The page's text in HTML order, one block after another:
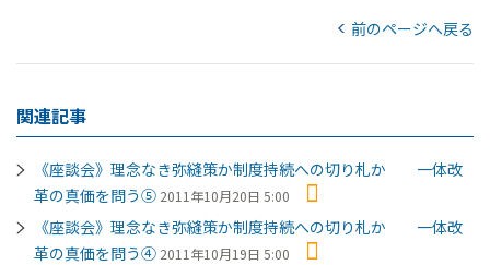
前のページへ戻る
関連記事
《座談会》理念なき弥縫策か制度持続への切り札か 一体改
革の真価を問う⑤ 2011年10月20日 5:00
《座談会》理念なき弥縫策か制度持続への切り札か 一体改
革の真価を問う④ 2011年10月19日 5:00